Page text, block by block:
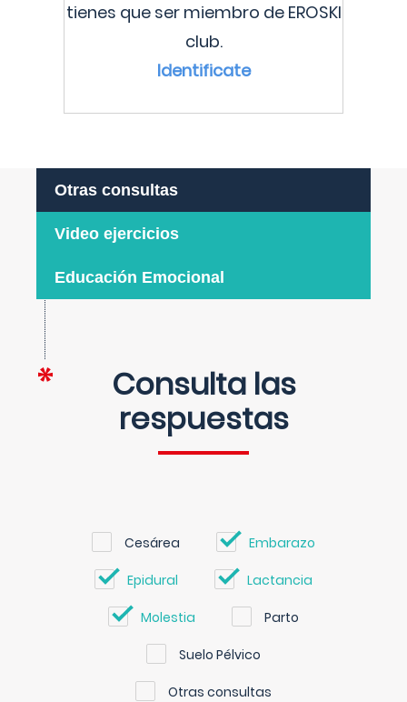
tienes que ser miembro de EROSKI
club.
Identificate
Otras consultas
Video ejercicios
Educación Emocional
Consulta las
respuestas
Cesárea Embarazo
Epidural Lactancia
Molestia Parto
Suelo Pélvico
Otras consultas